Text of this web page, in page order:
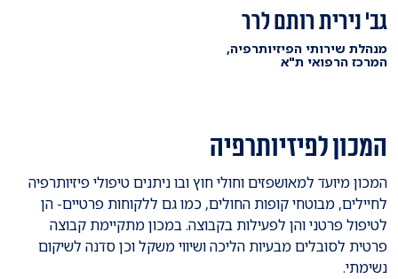
גב' נירית רותם לרר
מנהלת שירותי הפיזיותרפיה,
המרכז הרפואי ת"א
המכון לפיזיותרפיה
המכון מיועד למאושפזים וחולי חוץ ובו ניתנים טיפולי פיזיותרפיה
לחיילים, מבוטחי קופות החולים, כמו גם ללקוחות פרטיים- הן
לטיפול פרטני והן לפעילות בקבוצה. במכון מתקיימת קבוצה
פרטית לסובלים מבעיות הליכה ושיווי משקל וכן סדנה לשיקום
נשימתי.